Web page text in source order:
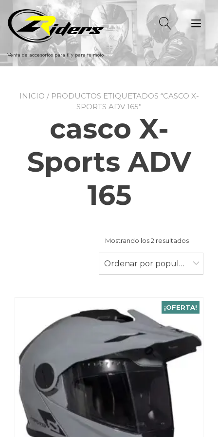
contenido
Venta de accesorios para ti y para tu moto
INICIO / PRODUCTOS ETIQUETADOS “CASCO X-
SPORTS ADV 165”
casco X-
Sports ADV
165
Mostrando los 2 resultados
Ordenar por popularidad
¡OFERTA!